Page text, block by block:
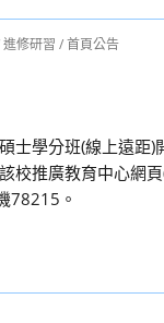
進修研習 /首頁公告
士學分班(線上遠距
校推廣教育中心
78215。